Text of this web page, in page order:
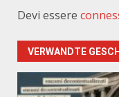
Devi essere
VERWANDTE